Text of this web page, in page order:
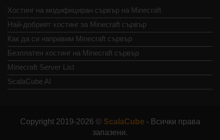
Хостинг на модифициран сървър на Minecraft
Най-добрият хостинг за Minecraft сървър
Как да си направим Minecraft сървър
Безплатен хостинг на Minecraft сървър
Minecraft Server List
ScalaCube AI
Copyright 2019-2026 © ScalaCube - Всички права
запазени.